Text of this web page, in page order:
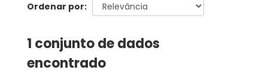
Ordenar por
1 conjunto de dados
encontrado